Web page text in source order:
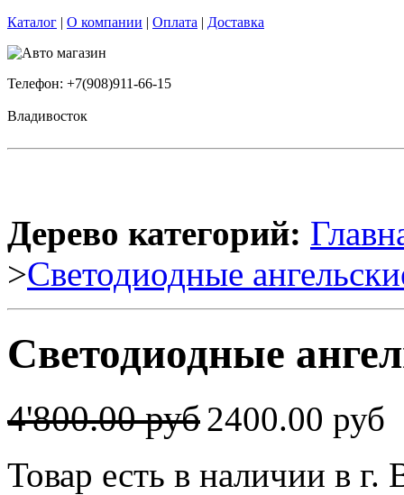
Каталог | О компании | Оплата | Доставка
Телефон: +7(908)911-66-15
Владивосток
Дерево категорий:
>Светодиодные
Светодиодные
4'800.00 руб2400.00 руб
Товар есть в наличии в г.